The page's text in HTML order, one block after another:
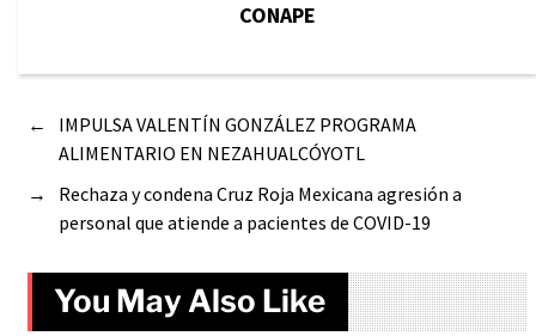
CONAPE
←
IMPULSA VALENTÍN GONZÁLEZ PROGRAMA
ALIMENTARIO EN NEZAHUALCÓYOTL
→
Rechaza y condena Cruz Roja Mexicana agresión a
personal que atiende a pacientes de COVID-19
You May Also Like